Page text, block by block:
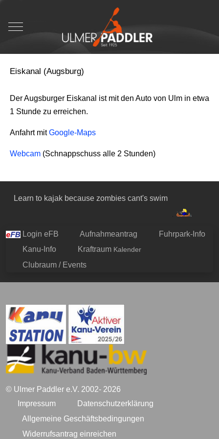
Mobile Menu Toggle
Eiskanal (Augsburg)
Der Augsburger Eiskanal ist mit den Auto von Ulm in etwa
1 Stunde zu erreichen.
Anfahrt mitGoogle-Maps
Webcam (Schnappschuss alle 2 Stunden)
Learn to kajak because zombies cant's swim
Login eFB Aufnahmeantrag
Fuhrpark-Info
Kanu-Info
Kraftraum Kalender
Clubraum / Events
© Ulmer Paddler e.V. 2002- 2026
Impressum
Datenschutzerklärung
Allgemeine Geschäftsbedingungen
Widerrufsantrag einreichen